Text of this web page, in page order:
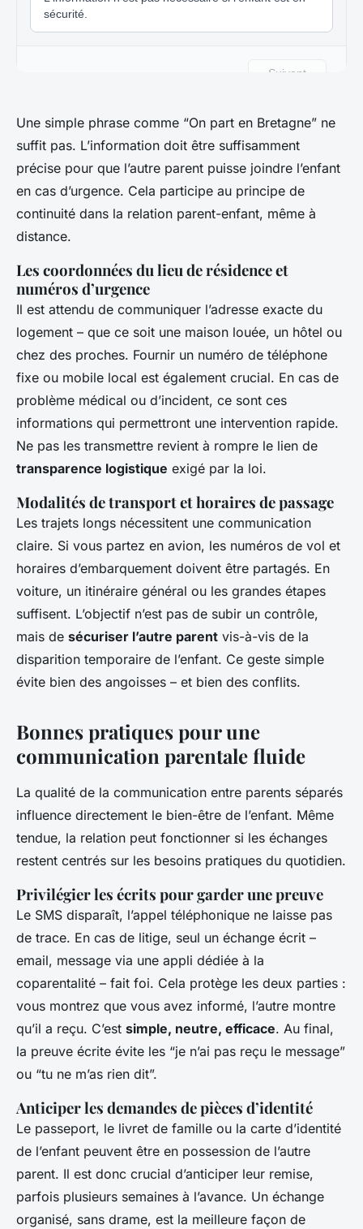
Une simple phrase comme “On part en Bretagne” ne
suffit pas. L’information doit être suffisamment
précise pour que l’autre parent puisse joindre l’enfant
en cas d’urgence. Cela participe au principe de
continuité dans la relation parent-enfant, même à
distance.
Les coordonnées du lieu de résidence et
numéros d’urgence
Il est attendu de communiquer l’adresse exacte du
logement – que ce soit une maison louée, un hôtel ou
chez des proches. Fournir un numéro de téléphone
fixe ou mobile local est également crucial. En cas de
problème médical ou d’incident, ce sont ces
informations qui permettront une intervention rapide.
Ne pas les transmettre revient à rompre le lien de
transparence logistique exigé par la loi.
Modalités de transport et horaires de passage
Les trajets longs nécessitent une communication
claire. Si vous partez en avion, les numéros de vol et
horaires d’embarquement doivent être partagés. En
voiture, un itinéraire général ou les grandes étapes
suffisent. L’objectif n’est pas de subir un contrôle,
mais de sécuriser l’autre parent vis-à-vis de la
disparition temporaire de l’enfant. Ce geste simple
évite bien des angoisses – et bien des conflits.
Bonnes pratiques pour une
communication parentale fluide
La qualité de la communication entre parents séparés
influence directement le bien-être de l’enfant. Même
tendue, la relation peut fonctionner si les échanges
restent centrés sur les besoins pratiques du quotidien.
Privilégier les écrits pour garder une preuve
Le SMS disparaît, l’appel téléphonique ne laisse pas
de trace. En cas de litige, seul un échange écrit –
email, message via une appli dédiée à la
coparentalité – fait foi. Cela protège les deux parties :
vous montrez que vous avez informé, l’autre montre
qu’il a reçu. C’est simple, neutre, efficace. Au final,
la preuve écrite évite les “je n’ai pas reçu le message”
ou “tu ne m’as rien dit”.
Anticiper les demandes de pièces d’identité
Le passeport, le livret de famille ou la carte d’identité
de l’enfant peuvent être en possession de l’autre
parent. Il est donc crucial d’anticiper leur remise,
parfois plusieurs semaines à l’avance. Un échange
organisé, sans drame, est la meilleure façon de